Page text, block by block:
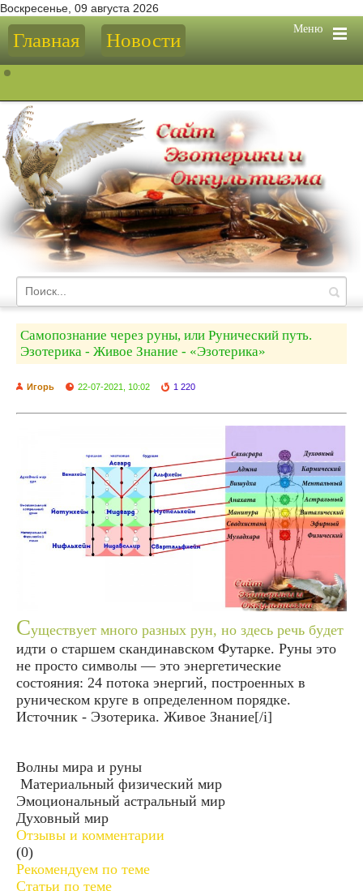
Воскресенье, 09 августа 2026
Меню
Главная Новости
Самопознание через руны, или Рунический путь.
Эзотерика - Живое Знание - «Эзотерика»
Игорь 22-07-2021, 10:02 1 220
Существует много разных рун, но здесь речь будет
идти о старшем скандинавском Футарке. Руны это
не просто символы — это энергетические
состояния: 24 потока энергий, построенных в
руническом круге в определенном порядке.
Источник - Эзотерика. Живое Знание[/i]
Волны мира и руны
Материальный физический мир
Эмоциональный астральный мир
Духовный мир
Отзывы и комментарии
(0)
Рекомендуем по теме
Статьи по теме